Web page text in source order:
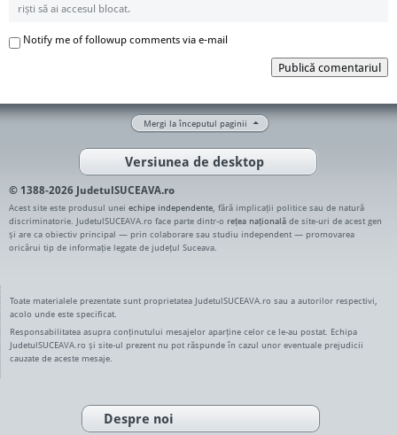
riști să ai accesul blocat.
Notify me of followup comments via e-mail
Publică comentariul
Mergi la începutul paginii
Versiunea de desktop
© 1388-2026 JudetulSUCEAVA.ro
Acest site este produsul unei echipe independente , fără implicații politice sau de natură
discriminatorie. JudetulSUCEAVA.ro face parte dintr-o rețea națională de site-uri de acest gen
și are ca obiectiv principal — prin colaborare sau studiu independent — promovarea
oricărui tip de informație legate de județul Suceava.
Toate materialele prezentate sunt proprietatea JudetulSUCEAVA.ro sau a autorilor respectivi,
acolo unde este specificat.
Responsabilitatea asupra conținutului mesajelor aparține celor ce le-au postat. Echipa
JudetulSUCEAVA.ro și site-ul prezent nu pot răspunde în cazul unor eventuale prejudicii
cauzate de aceste mesaje.
Despre noi